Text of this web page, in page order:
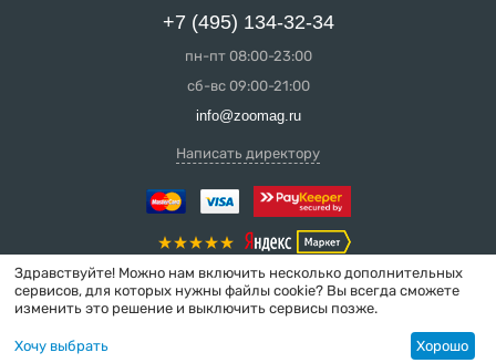
+7 (495) 134-32-34
пн-пт 08:00-23:00
сб-вс 09:00-21:00
info@zoomag.ru
Написать директору
Интернет-магазин сделан в вебстудии
MakeShop.pro
Здравствуйте! Можно нам включить несколько дополнительных
сервисов, для которых нужны файлы cookie? Вы всегда сможете
изменить это решение и выключить сервисы позже.
Хочу выбрать Хорошо